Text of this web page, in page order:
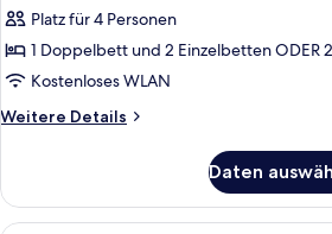
Platz für 4 Personen
1 Doppelbett und 2 Einzelbetten ODER
Kostenloses WLAN
Weitere Details
Weitere
(Superior
2+2)
Daten